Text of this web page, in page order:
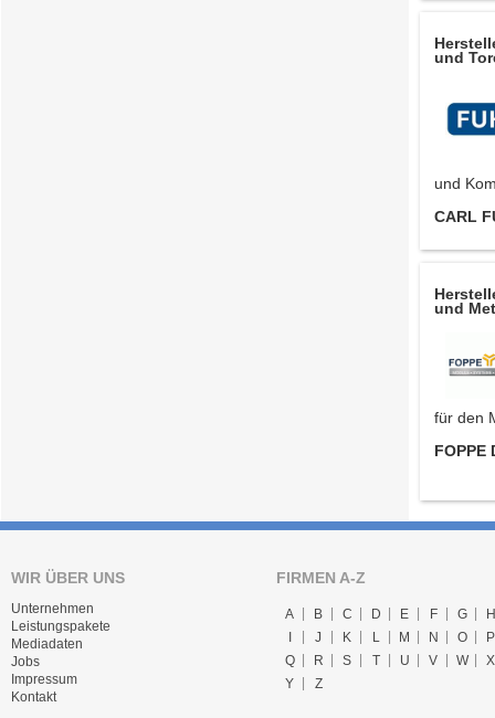
und
und
CARL
und
für den
FOPPE
WIR ÜBER UNS
Unternehmen
Leistungspakete
Mediadaten
Jobs
Impressum
Kontakt
FIRMEN A-Z
A B C D E F G
H
I
J K L M N O
P
Q
R S T U V W
X
Y
Z